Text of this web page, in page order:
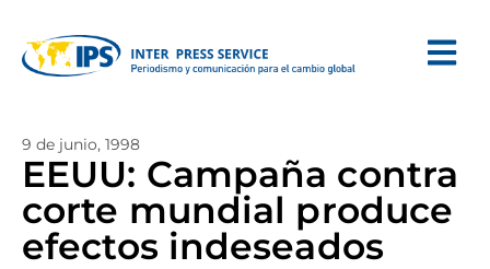
9 de junio, 1998
EEUU: Campaña contra
corte mundial produce
efectos indeseados